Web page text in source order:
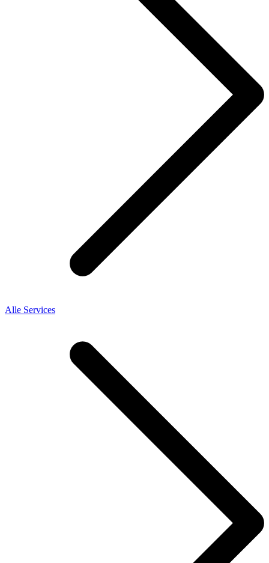
Alle Services